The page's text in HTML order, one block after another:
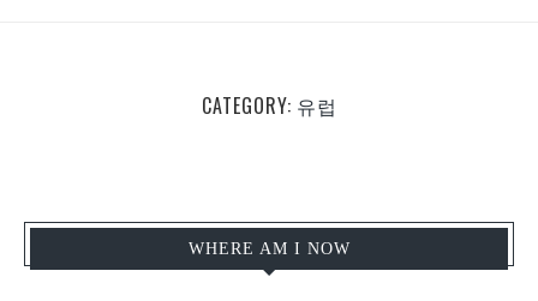
CATEGORY: 유럽
WHERE AM I NOW